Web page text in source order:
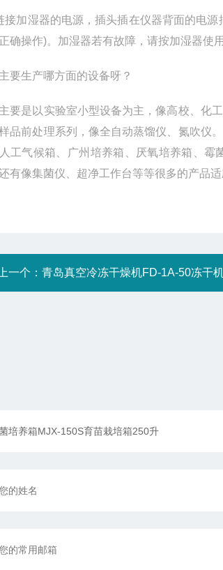
接加湿器的电源，插头插在仪器背面的电
确操作)。加湿器若有故障，请按加湿器使
要生产哪方面的设备呀？
要是以实验室小型设备为主，像高校、化
品前处理系列，像全自动蒸馏仪、氮吹仪
工气候箱、广州培养箱、厌氧培养箱、
有像集菌仪、超净工作台等等很多的产品适
一个： 青岛真空冷冻干燥机FD-1A-50冻干